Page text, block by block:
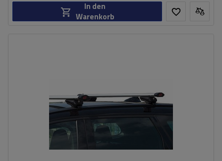
In den
Warenkorb